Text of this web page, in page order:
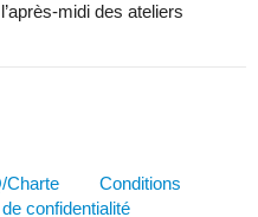
midi des ateliers
Charte
Conditions
confidentialité